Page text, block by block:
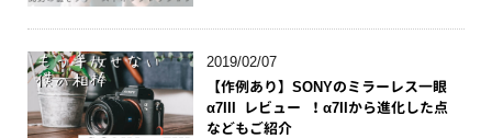
2019/02/07
【作例あり】SONYのミラーレス一眼
α7III レビュー ！α7IIから進化した点
などもご紹介